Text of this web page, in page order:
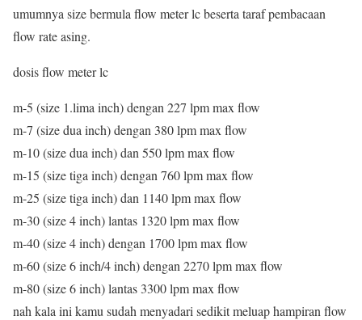
umumnya size bermula flow meter lc beserta taraf pembacaan
flow rate asing.
dosis flow meter lc
m-5 (size 1.lima inch) dengan 227 lpm max flow
m-7 (size dua inch) dengan 380 lpm max flow
m-10 (size dua inch) dan 550 lpm max flow
m-15 (size tiga inch) dengan 760 lpm max flow
m-25 (size tiga inch) dan 1140 lpm max flow
m-30 (size 4 inch) lantas 1320 lpm max flow
m-40 (size 4 inch) dengan 1700 lpm max flow
m-60 (size 6 inch/4 inch) dengan 2270 lpm max flow
m-80 (size 6 inch) lantas 3300 lpm max flow
nah kala ini kamu sudah menyadari sedikit meluap hampiran flow